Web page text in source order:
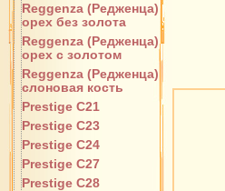
Reggenza (Редженца)
орех без золота
Reggenza (Редженца)
орех с золотом
Reggenza (Редженца)
слоновая кость
Prestige C21
Prestige C23
Prestige C24
Prestige C27
Prestige C28